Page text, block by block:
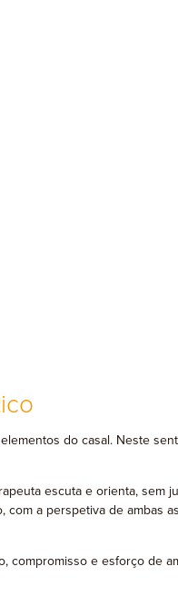
do casal. Neste
escuta e orienta,
a perspetiva de
compromisso e esforço de